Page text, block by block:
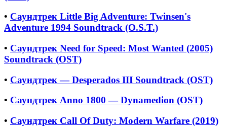
• Саундтрек Little Big Adventure: Twinsen's
Adventure 1994 Soundtrack (O.S.T.)
• Саундтрек Need for Speed: Most Wanted (2005)
Soundtrack (OST)
• Саундтрек — Desperados III Soundtrack (OST)
• Саундтрек Anno 1800 — Dynamedion (OST)
• Саундтрек Call Of Duty: Modern Warfare (2019)